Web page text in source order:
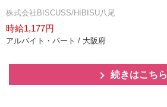
株式会社BISCUSS/HIBISU八尾
時給1,177円
アルバイト・パート / 大阪府
続きはこちら